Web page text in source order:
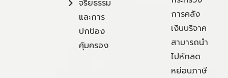
จริยธรรม
และการ
ปกป้อง
คุ้มครอง
การคลัง
เงินบริจาค
สามารถนำ
ไปหักลด
หย่อนภาษี